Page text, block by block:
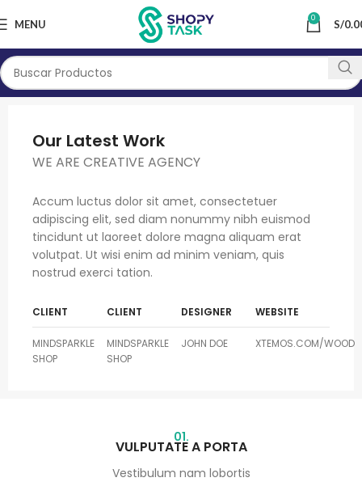
MENU 0 S/
Our Latest Work
WE ARE CREATIVE AGENCY
Accum luctus dolor sit amet, consectetuer
adipiscing elit, sed diam nonummy nibh euismod
tincidunt ut laoreet dolore magna aliquam erat
volutpat. Ut wisi enim ad minim veniam, quis
nostrud exerci tation.
CLIENT
MINDSPARKLE
SHOP
CLIENT
MINDSPARKLE
SHOP
DESIGNER
JOHN DOE
WEBSITE
XTEMOS.COM/WOOD
01.
VULPUTATE A PORTA
Vestibulum nam lobortis